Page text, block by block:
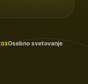
03Osebno svetovanje